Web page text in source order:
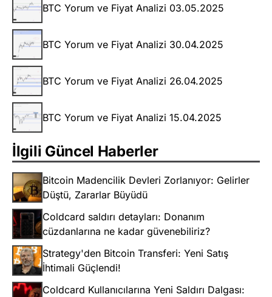
BTC Yorum ve Fiyat Analizi 03.05.2025
BTC Yorum ve Fiyat Analizi 30.04.2025
BTC Yorum ve Fiyat Analizi 26.04.2025
BTC Yorum ve Fiyat Analizi 15.04.2025
İlgili Güncel Haberler
Bitcoin Madencilik Devleri Zorlanıyor: Gelirler
Düştü, Zararlar Büyüdü
Coldcard saldırı detayları: Donanım
cüzdanlarına ne kadar güvenebiliriz?
Strategy'den Bitcoin Transferi: Yeni Satış
İhtimali Güçlendi!
Coldcard Kullanıcılarına Yeni Saldırı Dalgası: